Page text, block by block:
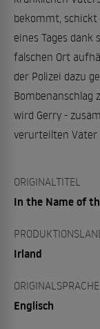
bekommt, schickt
eines Tages dank
falschen Ort
der Polizei dazu
Bombenanschlag
wird Gerry -
verurteilten Vater
ORIGINALTITEL
In the Name of
Irland
ORIGINALSPRACHE
Englisch